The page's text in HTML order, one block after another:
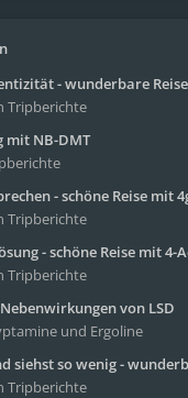
- wunderbare
Tripberichte
mit NB-DMT
- schöne Reise mit
Tripberichte
- schöne Reise mit 4-
Tripberichte
von LSD
und Ergoline
siehst so wenig -
Tripberichte